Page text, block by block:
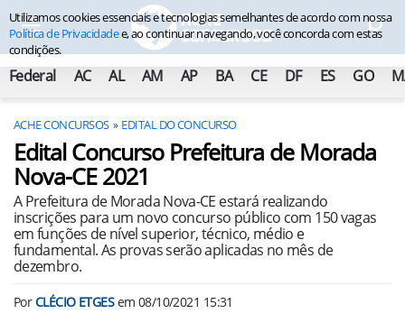
Federal AC AL AM AP BA CE DF ES GO
ACHE CONCURSOS EDITAL DO CONCURSO
Edital Concurso Prefeitura de Morada
Nova-CE 2021
A Prefeitura de Morada Nova-CE estará realizando
inscrições para um novo concurso público com 150 vagas
em funções de nível superior, técnico, médio e
fundamental. As provas serão aplicadas no mês de
dezembro.
PorCLÉCIO ETGESem 08/10/2021 15:31
Utilizamos cookies essenciais e tecnologias semelhantes de acordo com nossa
Política de Privacidadee, ao continuar navegando, você concorda com estas
condições.